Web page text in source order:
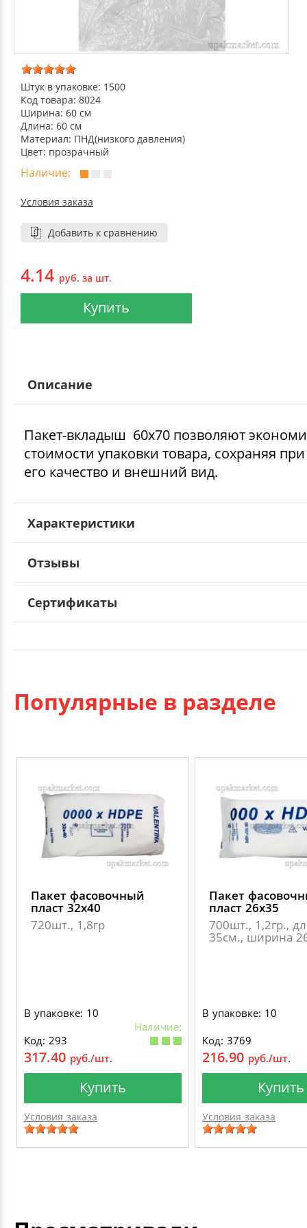
ПАКЕТЫ СЛАЙДЕРЫ И ЗИПЛОКИ ( ZIP
ПАКЕТЫ ПОЛИПРОПИЛЕНОВЫЕ
ПАКЕТЫ С ПЕТЛЕВЫМИ РУЧКАМИ
ПАКЕТЫ С ВЫРУБНЫМИ РУЧКАМИ
ПЛАСТИКОВЫЕ И БУМАЖНЫЕ ПАКЕТЫ
КУРЬЕРСКИЕ И ПОЧТОВЫЕ ПАКЕТЫ
ДЕКОРАТИВНЫЕ УКРАШЕНИЯ
УПАКОВКА ДЛЯ ТОРТОВ
УПАКОВКА ДЛЯ ЯИЦ
ВАТНО-БУМАЖНАЯ ПРОДУКЦИЯ
САЛФЕТКИ, ПОЛОТЕНЦА
САЛФЕТКИ ВЛАЖНЫЕ
ТУАЛЕТНАЯ БУМАГА
ИЗОЛЕНТЫ
КРЕППИРОВАННЫЕ ЛЕНТЫ
СКЛАДСКАЯ УПАКОВКА
СТИРАЛЬНЫЕ ПОРОШКИ
КОНДИЦИОНЕРЫ ДЛЯ БЕЛЬЯ
СРЕДСТВА ДЛЯ УБОРКИ И ЧИСТКИ
СРЕДСТВА ДЛЯ МЫТЬЯ ПОСУДЫ
НИКА
АВТОХИМИЯ
Штук в упаковке: 1500
Код товара: 8024
Ширина: 60 см
Длина: 60 см
Материал: ПНД(низкого давления)
Цвет: прозрачный
Наличие:
Условия заказа
Добавить к сравнению
4.14 руб. за шт.
Купить
Описание
Пакет-вкладыш 60х70 позволяют
стоимости упаковки товара, сохраняя
его качество и внешний вид.
Характеристики
Отзывы
Сертификаты
Популярные в разделе
Пакет фасовочный
пласт 32х40
720шт., 1,8гр
В упаковке: 10
Наличие:
Код: 293
317.40 руб./шт.
Купить
Условия заказа
Пакет
пласт 26х35
700шт., 1,2гр.,
35см., ширина
В упаковке: 10
Код: 3769
216.90 руб./шт.
Купить
Условия заказа